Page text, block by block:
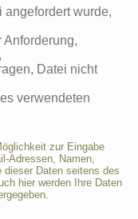
angefordert wurde,
Anforderung,
Datei nicht
verwendeten
zur Eingabe
Adressen, Namen,
Daten seitens des
hier werden Ihre Daten